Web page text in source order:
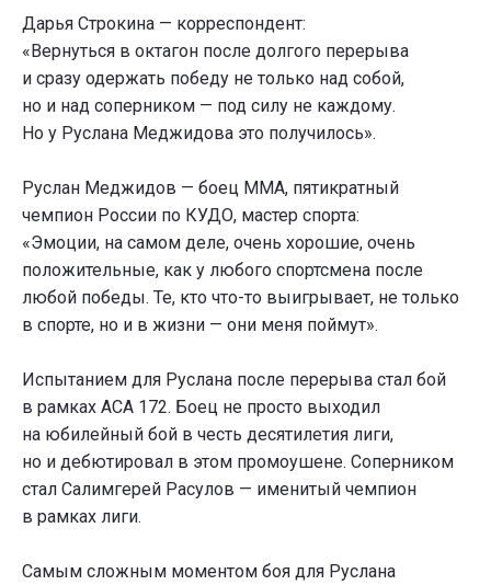
Дарья Строкина — корреспондент:
«Вернуться в октагон после долгого перерыва
и сразу одержать победу не только над собой,
но и над соперником — под силу не каждому.
Но у Руслана Меджидова это получилось».
Руслан Меджидов — боец ММА, пятикратный
чемпион России по КУДО, мастер спорта:
«Эмоции, на самом деле, очень хорошие, очень
положительные, как у любого спортсмена после
любой победы. Те, кто что-то выигрывает, не только
в спорте, но и в жизни — они меня поймут».
Испытанием для Руслана после перерыва стал бой
в рамках АСА 172. Боец не просто выходил
на юбилейный бой в честь десятилетия лиги,
но и дебютировал в этом промоушене. Соперником
стал Салимгерей Расулов — именитый чемпион
в рамках лиги.
Самым сложным моментом боя для Руслана